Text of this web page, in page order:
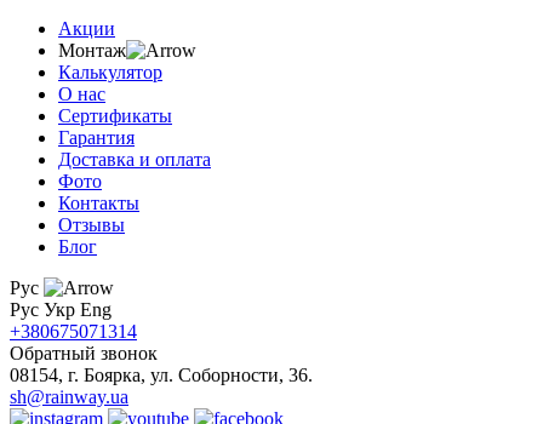
Акции
Монтаж
Калькулятор
О нас
Сертификаты
Гарантия
Доставка и оплата
Фото
Контакты
Отзывы
Блог
Рус
Рус Укр Eng
+380675071314
Обратный звонок
08154, г. Боярка, ул. Соборности, 36.
sh@rainway.ua